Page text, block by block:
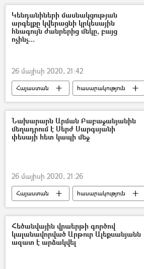
Կենդանիների մասնակցության
արգելքը կվերացնի կրկեսային
հնագույն ժանրերից մեկը, բայց
ոչինչ...
26 մայիսի 2020, 21:42
Հայաստան
հասարակություն
կրկես
Երևան Սոս
Նախարարն Արման Բաբաջանյանին
մեղադրում է Սերժ Սարգսյանի
փեսայի հետ կապի մեջ
26 մայիսի 2020, 21:26
Հայաստան
հասարակություն
Ռուստամ Բադասյան
Արման
Միքայել Մինասյան
Սերժ Սարգսյան
Հեծանվային վրաերթի գործով
կալանավորված Արթուր Ալեքսանյանն
ազատ է արձակվել